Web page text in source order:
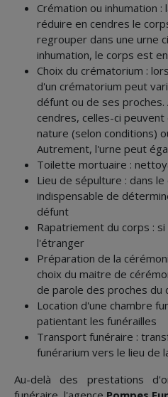
Crémation ou inhumation
réduire en cendres le
regrouper dans une urne
inhumation, le corps est
Choix du crématorium :
d'un crématorium peut
défunt ou de ses
cendres, celles-ci
nature (selon conditions)
Autrement, l'urne peut
Toilette mortuaire :
Lieu de sépulture : dans
indispensable de
défunt
Rapatriement du corps :
l'étranger
Préparation de la
choix du maitre de
de parole des proches du
Location d'une chambre
patientant les funérailles
Transport funéraire :
funérarium vers le lieu de
Au-delà des prestations